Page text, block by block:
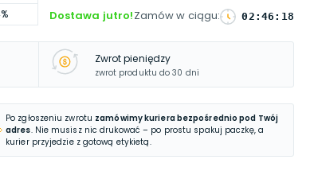
Dostawa jutro!Zamów w ciągu: 02 : 46 : 17
Zwrot pieniędzy
zwrot produktu do 30 dni
Po zgłoszeniu zwrotu zamówimy kuriera bezpośrednio pod Twój
adres. Nie musisz nic drukować – po prostu spakuj paczkę, a
kurier przyjedzie z gotową etykietą.